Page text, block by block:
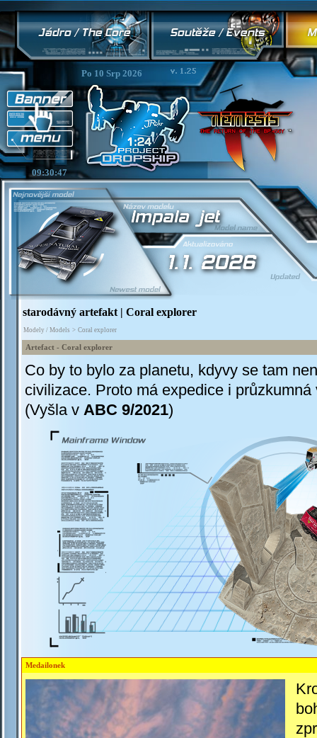
09:30:48
Po 10 Srp 2026
starodávný artefakt | Coral explorer
Modely / Models > Coral explorer
Artefact - Coral explorer
Co by to bylo za planetu, kdyvy se tam
civilizace. Proto má expedice i průzkumná
(Vyšla v ABC 9/2021)
Medailonek